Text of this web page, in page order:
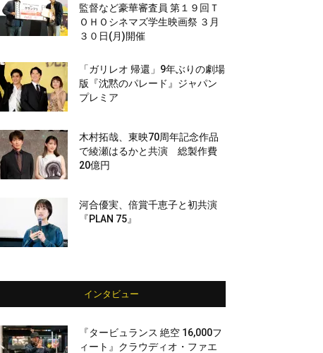
監督など豪華審査員 第１９回Ｔ
ＯＨＯシネマズ学生映画祭 ３月
３０日(月)開催
「ガリレオ 帰還」9年ぶりの劇場
版『沈黙のパレード』ジャパン
プレミア
木村拓哉、東映70周年記念作品
で綾瀬はるかと共演 総製作費
20億円
河合優実、倍賞千恵子と初共演
『PLAN 75』
インタビュー
『タービュランス 絶空 16,000フ
ィート』クラウディオ・ファエ